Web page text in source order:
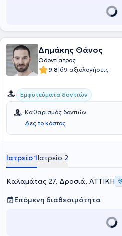
Δημάκης Θάνος
Οδοντίατρος
9.8|69 αξιολογήσεις
Εμφυτεύματα δοντιών
Καθαρισμός δοντιών
Δες το κόστος
Ιατρείο 1Ιατρείο 2
Καλαμάτας 27, Δροσιά, ΑΤΤΙΚΗ
Επόμενη διαθεσιμότητα